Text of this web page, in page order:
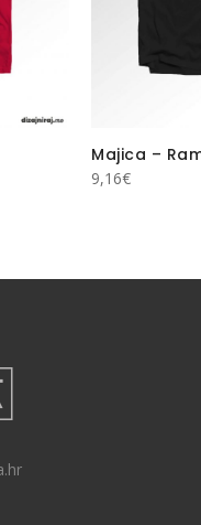
Majica –
9,16€